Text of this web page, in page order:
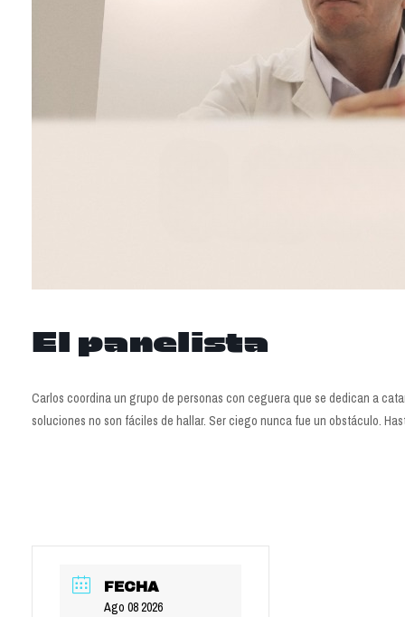
El panelista
Carlos coordina un grupo de personas con ceguera que se dedican a
soluciones no son fáciles de hallar. Ser ciego nunca fue un obstáculo.
FECHA
Ago 08 2026